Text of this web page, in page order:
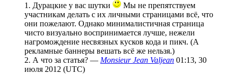
1. Дурацкие у вас шутки
Мы не препятствуем
участникам делать с их личными страницами всё, что
они пожелают. Однако минималистичная страница
чисто визуально воспринимается лучше, нежели
нагромождение несвязных кусков кода и пикч. (А
рекламные баннеры вешать всё же нельзя.)
2. А что за статья? — Monsieur Jean Valjean 01:13, 30
июля 2012 (UTC)